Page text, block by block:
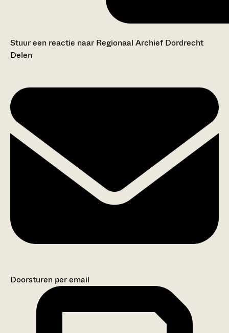
Stuur een reactie naar Regionaal Archief Dordrecht
Delen
Doorsturen per email